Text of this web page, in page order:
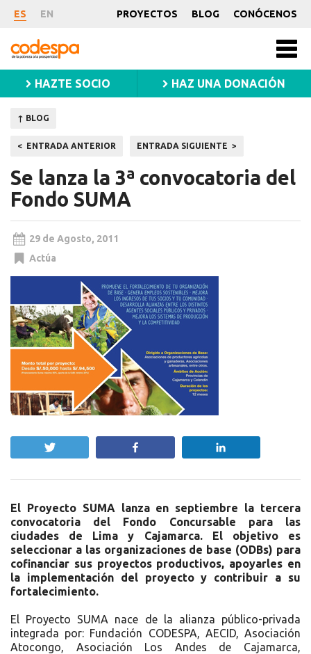
Noticia
ES EN PROYECTOS BLOG CONÓCENOS
CODESPA
HAZTE SOCIO HAZ UNA DONACIÓN
↑ BLOG
Navegación
de
entradas
ENTRADA ANTERIOR ENTRADA SIGUIENTE
Se lanza la 3ª convocatoria del
Fondo SUMA
29 de Agosto, 2011
Actúa
El Proyecto SUMA lanza en septiembre la tercera
convocatoria del Fondo Concursable para las
ciudades de Lima y Cajamarca. El objetivo es
seleccionar a las organizaciones de base (ODBs) para
cofinanciar sus proyectos productivos, apoyarles en
la implementación del proyecto y contribuir a su
fortalecimiento.
El Proyecto SUMA nace de la alianza público-privada
integrada por: Fundación CODESPA, AECID, Asociación
Atocongo, Asociación Los Andes de Cajamarca,